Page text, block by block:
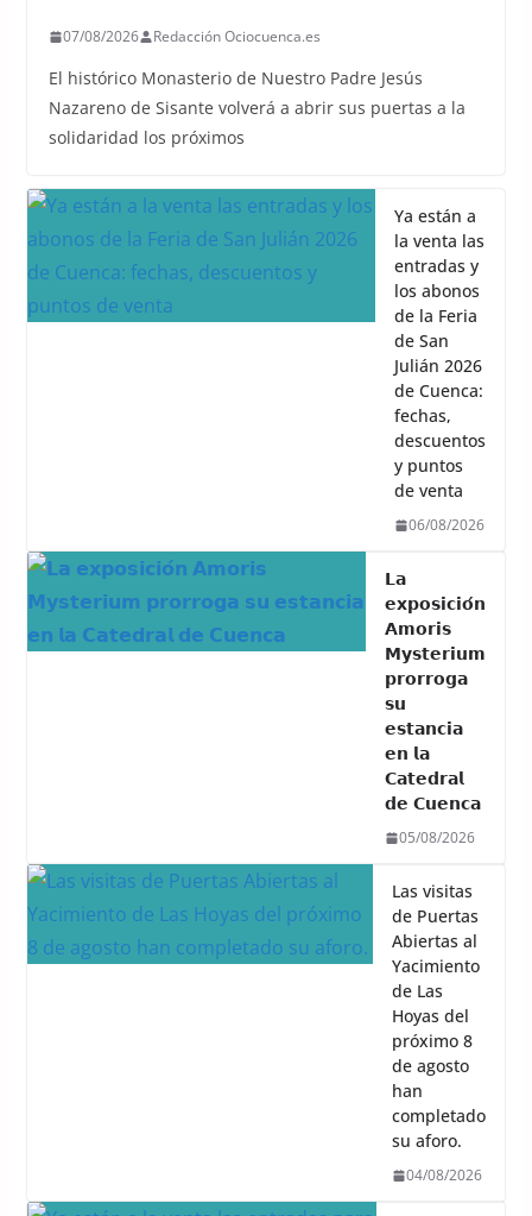
07/08/2026 Redacción Ociocuenca.es
El histórico Monasterio de Nuestro Padre Jesús
Nazareno de Sisante volverá a abrir sus puertas a la
solidaridad los próximos
Ya están a
la venta las
entradas y
los abonos
de la Feria
de San
Julián 2026
de Cuenca:
fechas,
descuentos
y puntos
de venta
06/08/2026
𝗟𝗮
𝗲𝘅𝗽𝗼𝘀𝗶𝗰𝗶𝗼́𝗻
𝗔𝗺𝗼𝗿𝗶𝘀
𝗠𝘆𝘀𝘁𝗲𝗿𝗶𝘂𝗺
𝗽𝗿𝗼𝗿𝗿𝗼𝗴𝗮
𝘀𝘂
𝗲𝘀𝘁𝗮𝗻𝗰𝗶𝗮
𝗲𝗻 𝗹𝗮
𝗖𝗮𝘁𝗲𝗱𝗿𝗮𝗹
𝗱𝗲 𝗖𝘂𝗲𝗻𝗰𝗮
05/08/2026
Las visitas
de Puertas
Abiertas al
Yacimiento
de Las
Hoyas del
próximo 8
de agosto
han
completado
su aforo.
04/08/2026